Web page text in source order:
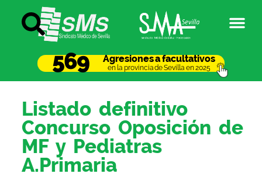
Agresiones a facultativos
en la provincia de Sevilla en 2025
569
Listado definitivo
Concurso Oposición de
MF y Pediatras
A.Primaria